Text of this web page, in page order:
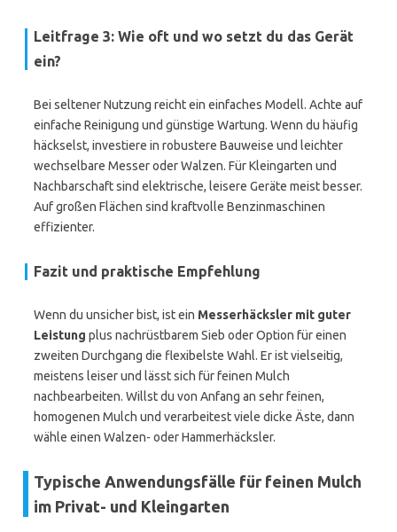
Leitfrage 3: Wie oft und wo setzt du das Gerät
ein?
Bei seltener Nutzung reicht ein einfaches Modell. Achte auf
einfache Reinigung und günstige Wartung. Wenn du häufig
häckselst, investiere in robustere Bauweise und leichter
wechselbare Messer oder Walzen. Für Kleingarten und
Nachbarschaft sind elektrische, leisere Geräte meist besser.
Auf großen Flächen sind kraftvolle Benzinmaschinen
effizienter.
Fazit und praktische Empfehlung
Wenn du unsicher bist, ist ein Messerhäcksler mit guter
Leistung plus nachrüstbarem Sieb oder Option für einen
zweiten Durchgang die flexibelste Wahl. Er ist vielseitig,
meistens leiser und lässt sich für feinen Mulch
nachbearbeiten. Willst du von Anfang an sehr feinen,
homogenen Mulch und verarbeitest viele dicke Äste, dann
wähle einen Walzen- oder Hammerhäcksler.
Typische Anwendungsfälle für feinen Mulch
im Privat- und Kleingarten